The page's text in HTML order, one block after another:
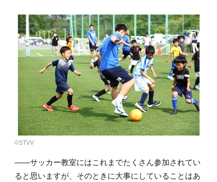
©️STVV
――サッカー教室にはこれまでたくさん参加されてい
ると思いますが、そのときに大事にしていることはあ